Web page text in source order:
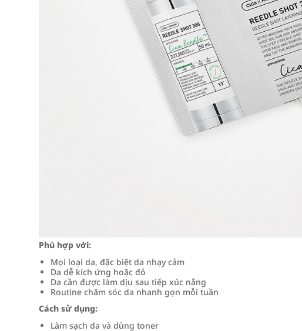
Phù hợp với:
Mọi loại da, đặc biệt da nhạy cảm
Da dễ kích ứng hoặc đỏ
Da cần được làm dịu sau tiếp xúc nắng
Routine chăm sóc da nhanh gọn mỗi tuần
Cách sử dụng:
Làm sạch da và dùng toner